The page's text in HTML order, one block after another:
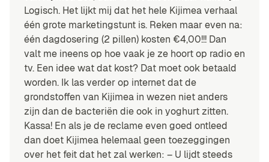
Logisch. Het lijkt mij dat het hele Kijimea verhaal
één grote marketingstunt is. Reken maar even na:
één dagdosering (2 pillen) kosten €4,00!!! Dan
valt me ineens op hoe vaak je ze hoort op radio en
tv. Een idee wat dat kost? Dat moet ook betaald
worden. Ik las verder op internet dat de
grondstoffen van Kijimea in wezen niet anders
zijn dan de bacteriën die ook in yoghurt zitten.
Kassa! En als je de reclame even goed ontleed
dan doet Kijimea helemaal geen toezeggingen
over het feit dat het zal werken: – U lijdt steeds